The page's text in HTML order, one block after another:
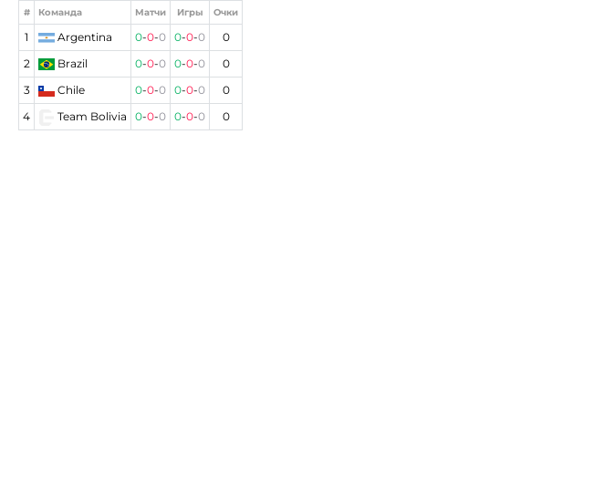
# Команда Матчи Игры Очки
1 Argentina 0-0-0 0-0-0
0
2
Brazil 0-0-0 0-0-0
0
3
Chile 0-0-0 0-0-0
0
4
Team Bolivia 0-0-0 0-0-0 0